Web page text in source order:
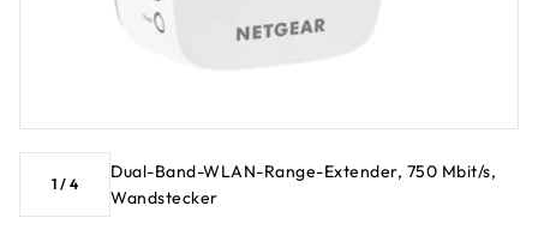
1 / 4
Dual-Band-WLAN-Range-Extender, 750 Mbit/s,
Wandstecker